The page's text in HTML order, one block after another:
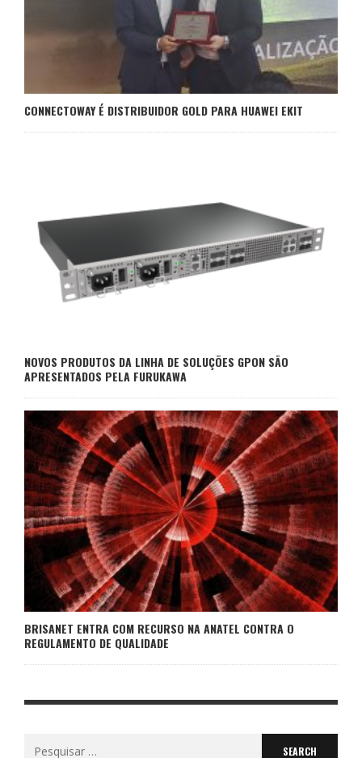
CONNECTOWAY É DISTRIBUIDOR GOLD PARA HUAWEI EKIT
NOVOS PRODUTOS DA LINHA DE SOLUÇÕES GPON SÃO
APRESENTADOS PELA FURUKAWA
BRISANET ENTRA COM RECURSO NA ANATEL CONTRA O
REGULAMENTO DE QUALIDADE